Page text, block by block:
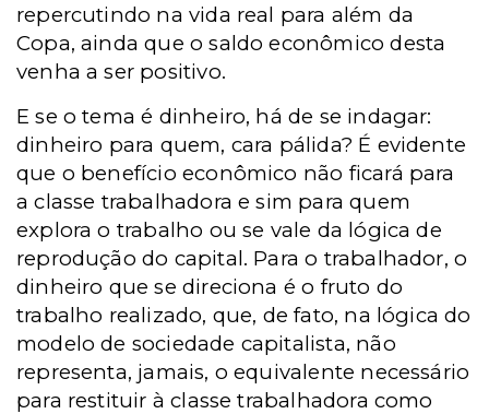
repercutindo na vida real para além da
Copa, ainda que o saldo econômico desta
venha a ser positivo.
E se o tema é dinheiro, há de se indagar:
dinheiro para quem, cara pálida? É evidente
que o benefício econômico não ficará para
a classe trabalhadora e sim para quem
explora o trabalho ou se vale da lógica de
reprodução do capital. Para o trabalhador, o
dinheiro que se direciona é o fruto do
trabalho realizado, que, de fato, na lógica do
modelo de sociedade capitalista, não
representa, jamais, o equivalente necessário
para restituir à classe trabalhadora como